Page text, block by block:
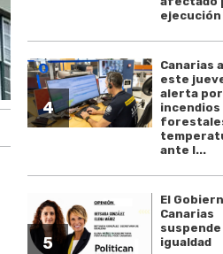
ejecución
4
Canarias
este
alerta por
incendios
ante l...
5
El
Canarias
suspende
igualdad